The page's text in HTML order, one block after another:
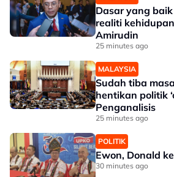
Dasar yang
realiti
Amirudin
25 minutes ago
MALAYSIA
Sudah tiba
hentikan politik
Penganalisis
25 minutes ago
POLITIK
Ewon, Donald
30 minutes ago